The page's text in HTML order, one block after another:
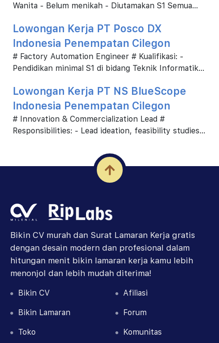
Wanita - Belum menikah - Diutamakan S1 Semua
...
Lowongan Kerja PT Posco DX
Indonesia Penempatan Cilegon
# Factory Automation Engineer # Kualifikasi: -
Pendidikan minimal S1 di bidang Teknik Informatika
Lowongan Kerja PT NS BlueScope
Indonesia Penempatan Cilegon
# Innovation & Commercialization Lead #
Responsibilities: - Lead ideation, feasibility studies,
Bikin CV murah dan Surat Lamaran Kerja gratis
dengan desain modern dan profesional dalam
hitungan menit bikin lamaran kerja kamu lebih
menonjol dan lebih mudah diterima!
Bikin CV
Bikin Lamaran
Toko
Afiliasi
Forum
Komunitas